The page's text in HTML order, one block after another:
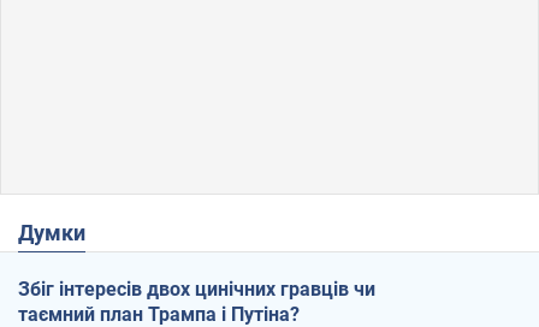
Думки
Збіг інтересів двох цинічних гравців чи
таємний план Трампа і Путіна?